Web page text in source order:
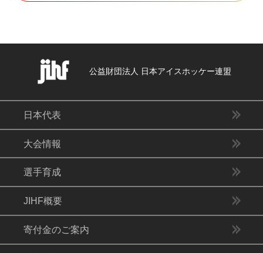
公益財団法人 日本アイスホッケー連盟
日本代表
大会情報
選手育成
JIHF概要
寄付金のご案内